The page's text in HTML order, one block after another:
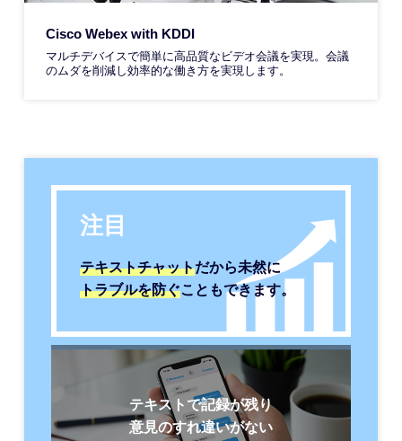
Cisco Webex with KDDI
マルチデバイスで簡単に高品質なビデオ会議を実現。会議
のムダを削減し効率的な働き方を実現します。
注目
テキストチャットだから未然に
トラブルを防ぐこともできます。
テキストで記録が残り
意見のすれ違いがない